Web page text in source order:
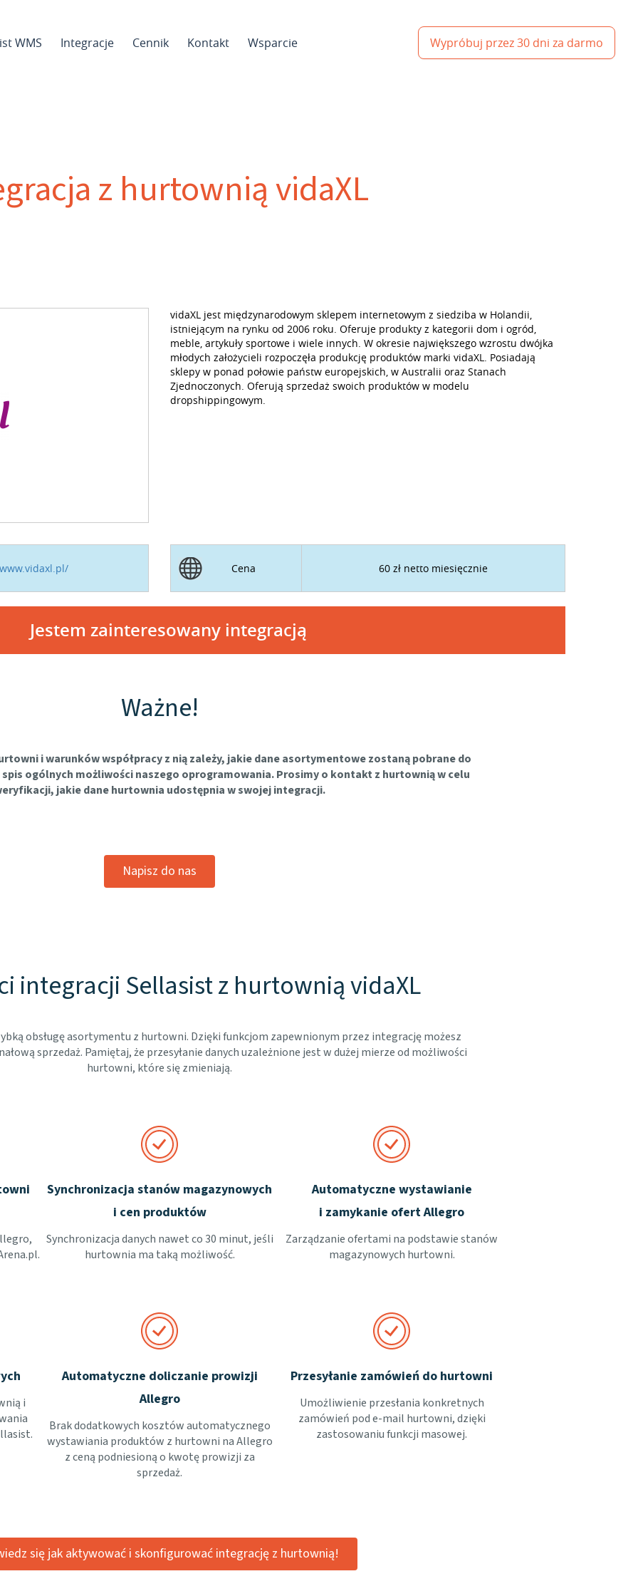
WMS Integracje Cennik Kontakt Wsparcie Wypróbuj przez 30 dni za darmo
z hurtownią vidaXL
vidaXL jest międzynarodowym sklepem internetowym z siedziba w Holandii,
istniejącym na rynku od 2006 roku. Oferuje produkty z kategorii dom i ogród,
meble, artykuły sportowe i wiele innych. W okresie największego wzrostu dwójka
młodych założycieli rozpoczęła produkcję produktów marki vidaXL. Posiadają
sklepy w ponad połowie państw europejskich, w Australii oraz Stanach
Zjednoczonych. Oferują sprzedaż swoich produktów w modelu
dropshippingowym.
Cena 60 zł netto miesięcznie
Jestem zainteresowany integracją
Ważne!
i warunków współpracy z nią zależy, jakie dane asortymentowe zostaną pobrane do
ogólnych możliwości naszego oprogramowania. Prosimy o kontakt z hurtownią w celu
jakie dane hurtownia udostępnia w swojej integracji.
Napisz do nas
integracji Sellasist z hurtownią vidaXL
obsługę asortymentu z hurtowni. Dzięki funkcjom zapewnionym przez integrację możesz
sprzedaż. Pamiętaj, że przesyłanie danych uzależnione jest w dużej mierze od możliwości
hurtowni, które się zmieniają.
Synchronizacja stanów magazynowych
i cen produktów
Synchronizacja danych nawet co 30 minut, jeśli
hurtownia ma taką możliwość.
Automatyczne wystawianie
i zamykanie ofert Allegro
Zarządzanie ofertami na podstawie stanów
magazynowych hurtowni.
i
Automatyczne doliczanie prowizji
Allegro
Brak dodatkowych kosztów automatycznego
wystawiania produktów z hurtowni na Allegro
z ceną podniesioną o kwotę prowizji za
sprzedaż.
Przesyłanie zamówień do hurtowni
Umożliwienie przesłania konkretnych
zamówień pod e-mail hurtowni, dzięki
zastosowaniu funkcji masowej.
się jak aktywować i skonfigurować integrację z hurtownią!